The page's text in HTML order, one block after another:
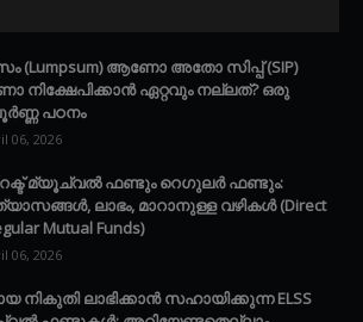
(Lumpsum) ആണോ അതോ സിപ്പ് (SIP)
നിക്ഷേപിക്കാൻ ഏറ്റവും നല്ലത്? ഒരു
പഠനം
06, 2026
മ്യൂച്വൽ ഫണ്ടും റെഗുലർ ഫണ്ടും:
ലാഭം, മാറാനുള്ള വഴികൾ (Direct
Mutual Funds)
06, 2026
നികുതി ലാഭിക്കാൻ സഹായിക്കുന്ന ELSS